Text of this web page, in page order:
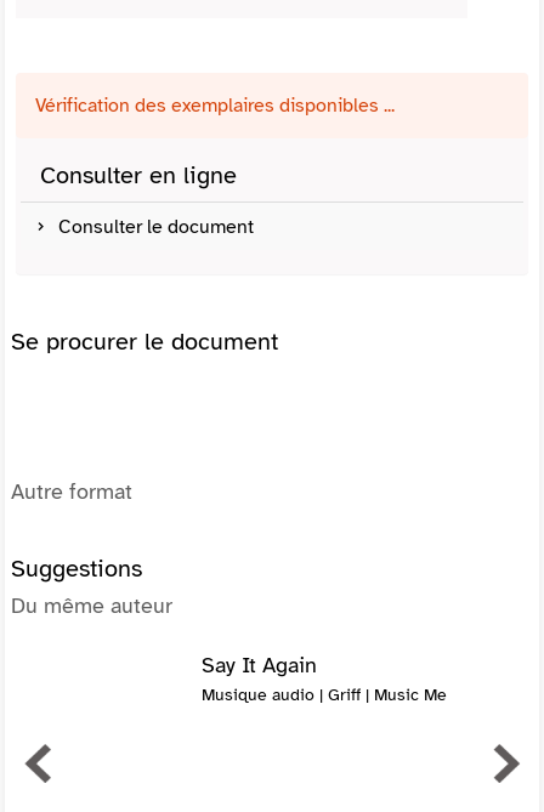
Vérification des exemplaires disponibles ...
Consulter en ligne
Consulter le document
Se procurer le document
Autre format
Suggestions
Du même auteur
Say It Again
Musique audio | Griff | Music Me